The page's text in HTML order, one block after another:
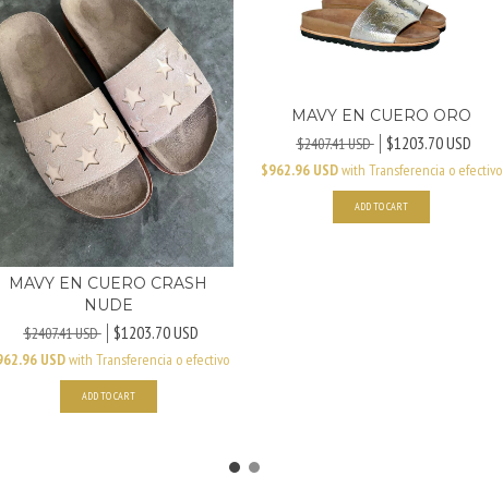
MAVY EN CUERO CRASH
NUDE
$2407.41 USD
$1203.70 USD
USDwith Transferencia o efectivo
ADD TO CART
MAVY EN CUERO ORO
$2407.41 USD
$1203.70 USD
$962.96 USDwith Transferencia o efectivo
ADD TO CART